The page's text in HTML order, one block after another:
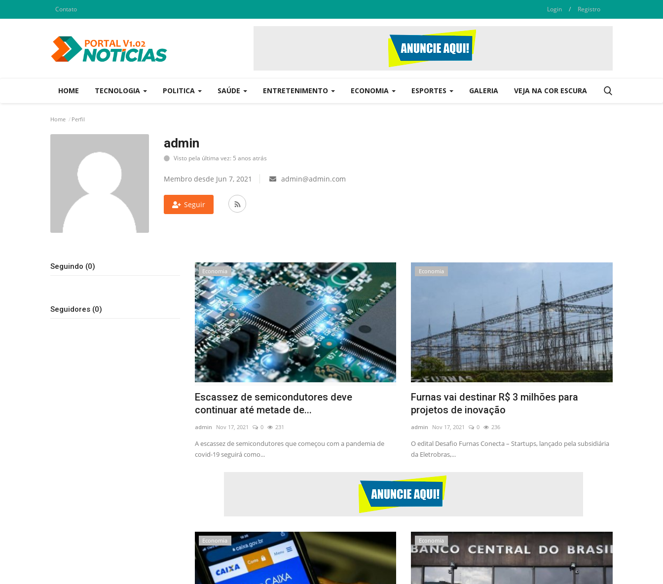
Contato Login / Registro
HOME TECNOLOGIA POLITICA SAÚDE ENTRETENIMENTO ECONOMIA ESPORTES GALERIA VEJA NA COR ESCURA
Home Perfil
admin
Visto pela última vez: 5 anos atrás
Membro desde Jun 7, 2021 admin@admin.com
Seguir
Seguindo (0)
Seguidores (0)
Economia
Escassez de semicondutores deve
continuar até metade de...
admin Nov 17, 2021 0 231
A escassez de semicondutores que começou com a pandemia de
covid-19 seguirá como...
Economia
Furnas vai destinar R$ 3 milhões para
projetos de inovação
admin Nov 17, 2021 0 236
O edital Desafio Furnas Conecta – Startups, lançado pela subsidiária
da Eletrobras,...
Economia Economia